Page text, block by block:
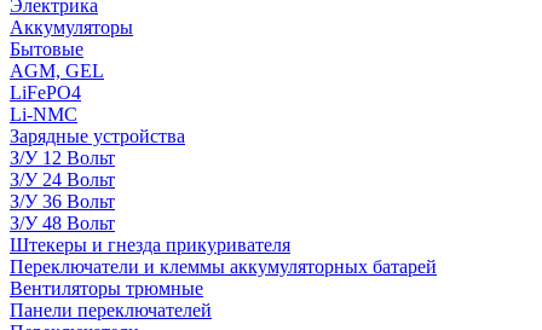
Электрика
Аккумуляторы
Бытовые
AGM, GEL
LiFePO4
Li-NMC
Зарядные устройства
З/У 12 Вольт
З/У 24 Вольт
З/У 36 Вольт
З/У 48 Вольт
Штекеры и гнезда прикуривателя
Переключатели и клеммы аккумуляторных батарей
Вентиляторы трюмные
Панели переключателей